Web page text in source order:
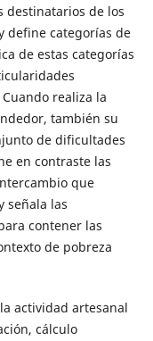
destinatarios de los
define categorías de
de estas categorías
realiza la
también su
de dificultades
en contraste las
que
señala las
contener las
de pobreza
actividad artesanal
cálculo